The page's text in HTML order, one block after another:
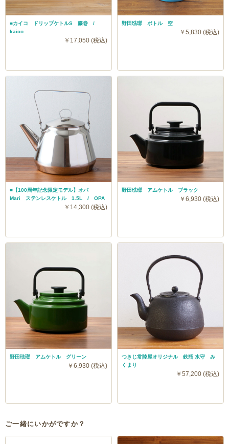
■カイコ ドリップケトルS 籐巻 /
kaico
￥17,050 (税込)
野田琺瑯 ポトル 空
￥5,830 (税込)
■【100周年記念限定モデル】オパ
Mari ステンレスケトル 1.5L / OPA
￥14,300 (税込)
野田琺瑯 アムケトル ブラック
￥6,930 (税込)
野田琺瑯 アムケトル グリーン
￥6,930 (税込)
つきじ常陸屋オリジナル 鉄瓶 水守 み
くまり
￥57,200 (税込)
ご一緒にいかがですか？